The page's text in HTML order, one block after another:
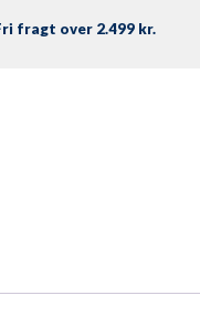
fragt over 2.499 kr.